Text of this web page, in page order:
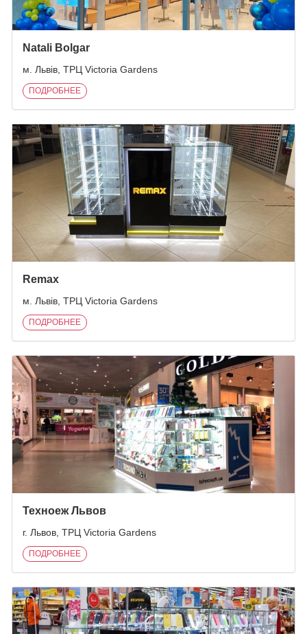
Natali Bolgar
м. Львів, ТРЦ Victoria Gardens
ПОДРОБНЕЕ
Remax
м. Львів, ТРЦ Victoria Gardens
ПОДРОБНЕЕ
Техноеж Львов
г. Львов, ТРЦ Victoria Gardens
ПОДРОБНЕЕ